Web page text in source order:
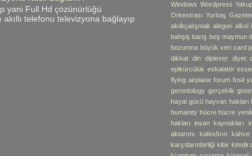
yani Full Hd çözünürlüğü
telefonu televizyona bağlayıp
Windows Wordpress
Orkestrası Yurttaş
akıllıçalışmak alegori alkol
bahşiş barış beş maymun
bozunma büyük veri card
dikkat din diplexer diyet
epikürcülük eskalatör
flying airplane forum fosil
gerontology gerçeklik
hayal gücü hayvan hakları
humanity hücre hücre
hakları insan kaynakları
aktarımı
kafesfırın kahve
karşıtlarınbirliği kibir